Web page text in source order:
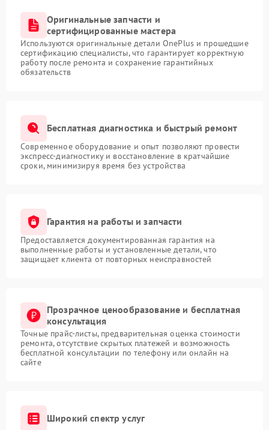
Оригинальные запчасти и
сертифицированные мастера
Используются оригинальные детали OnePlus и прошедшие
сертификацию специалисты, что гарантирует корректную
работу после ремонта и сохранение гарантийных
обязательств
Бесплатная диагностика и быстрый ремонт
Современное оборудование и опыт позволяют провести
экспресс-диагностику и восстановление в кратчайшие
сроки, минимизируя время без устройства
Гарантия на работы и запчасти
Предоставляется документированная гарантия на
выполненные работы и установленные детали, что
защищает клиента от повторных неисправностей
Прозрачное ценообразование и бесплатная
консультация
Точные прайс-листы, предварительная оценка стоимости
ремонта, отсутствие скрытых платежей и возможность
бесплатной консультации по телефону или онлайн на
сайте
Широкий спектр услуг